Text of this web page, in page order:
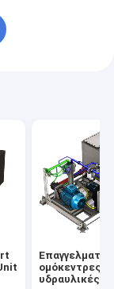
ομόκεντρες
υδραυλικές